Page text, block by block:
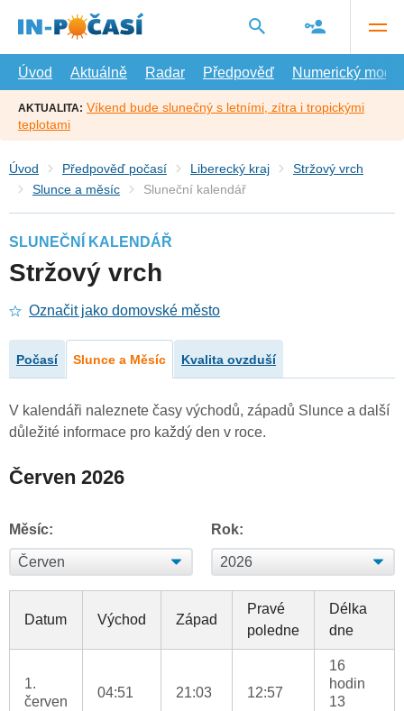
hlavní
Úvod
Aktuálně Radar Předpověď Numerický model
AKTUALITA: Víkend bude slunečný s letními, zítra i tropickými
teplotami
Úvod Předpověď počasí Liberecký kraj
Stržový vrch
Slunce a měsíc
Sluneční kalendář
SLUNEČNÍ KALENDÁŘ
Stržový vrch
Označit jako domovské město
Počasí Slunce a Měsíc Kvalita ovzduší
V kalendáři naleznete časy východů, západů Slunce a další
důležité informace pro každý den v roce.
Červen 2026
Měsíc: Rok:
Datum Východ Západ
Pravé
poledne
Délka
dne
1.
červen
04:51 21:03 12:57
16
hodin
13